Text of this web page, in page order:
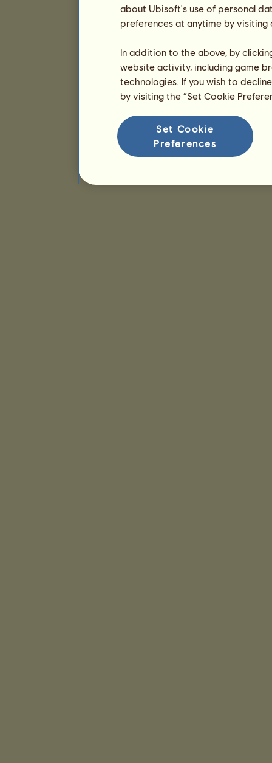
about Ubisoft's use of personal
preferences at anytime by
In addition to the above, by
website activity, including game
technologies. If you wish to
by visiting the “Set Cookie
Set Cookie
Preferences